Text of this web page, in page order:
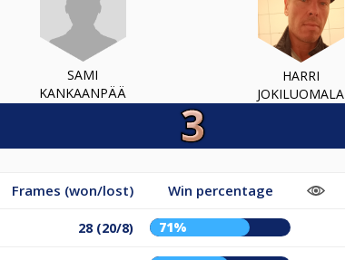
SAMI
KANKAANPÄÄ
HARRI
JOKILUOMALA
Frames (won/lost) Win percentage
28 (20/8) 71%